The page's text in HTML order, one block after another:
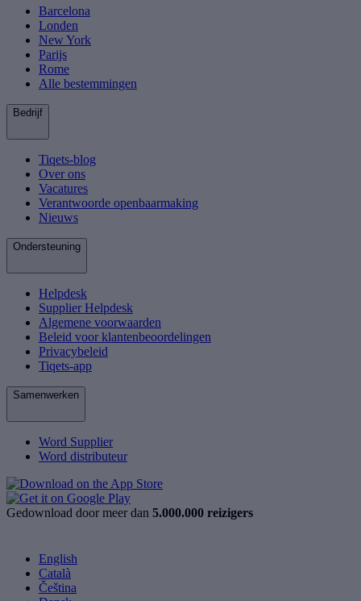
Barcelona
Londen
New York
Parijs
Rome
Alle bestemmingen
Bedrijf
Tiqets-blog
Over ons
Vacatures
Verantwoorde openbaarmaking
Nieuws
Ondersteuning
Helpdesk
Supplier Helpdesk
Algemene voorwaarden
Beleid voor klantenbeoordelingen
Privacybeleid
Tiqets-app
Samenwerken
Word Supplier
Word distributeur
Gedownload door meer dan 5.000.000 reizigers
English
Català
Čeština